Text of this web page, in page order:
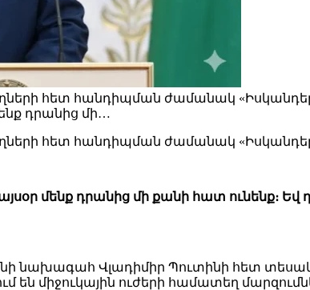
հետ հանդիպման ժամանակ
դրանից մի…
հետ հանդիպման ժամանակ
մենք դրանից մի քանի հատ ունենք։ Եվ
նախագահ Վլադիմիր Պուտինի հետ
միջուկային ուժերի համատեղ